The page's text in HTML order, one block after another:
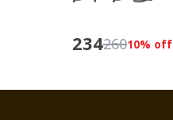
23426010% off